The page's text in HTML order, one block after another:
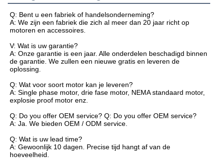
Q: Bent u een fabriek of handelsonderneming?
A: We zijn een fabriek die zich al meer dan 20 jaar richt op
motoren en accessoires.
V: Wat is uw garantie?
A: Onze garantie is een jaar. Alle onderdelen beschadigd binnen
de garantie. We zullen een nieuwe gratis en leveren de
oplossing.
Q: Wat voor soort motor kan je leveren?
A: Single phase motor, drie fase motor, NEMA standaard motor,
explosie proof motor enz.
Q: Do you offer OEM service? Q: Do you offer OEM service?
A: Ja. We bieden OEM / ODM service.
Q: Wat is uw lead time?
A: Gewoonlijk 10 dagen. Precise tijd hangt af van de
hoeveelheid.